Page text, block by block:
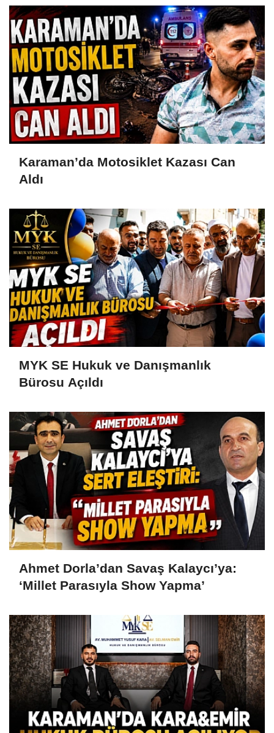
Karaman’da Motosiklet Kazası Can
Aldı
MYK SE Hukuk ve Danışmanlık
Bürosu Açıldı
Ahmet Dorla’dan Savaş Kalaycı’ya:
‘Millet Parasıyla Show Yapma’